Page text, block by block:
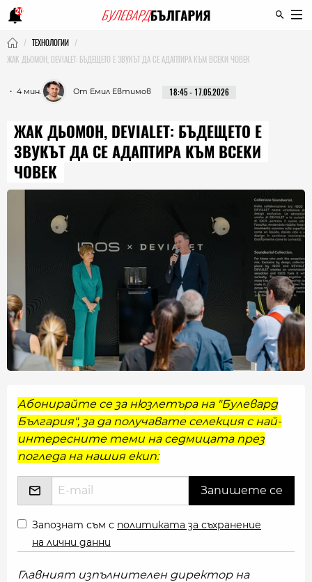
20
ТЕХНОЛОГИИ
ЖАК ДЬОМОН, DEVIALET: БЪДЕЩЕТО Е ЗВУКЪТ ДА СЕ АДАПТИРА КЪМ ВСЕКИ ЧОВЕК
・ 4 мин. От Емил Евтимов 18:45 - 17.05.2026
ЖАК ДЬОМОН, DEVIALET: БЪДЕЩЕТО Е
ЗВУКЪТ ДА СЕ АДАПТИРА КЪМ ВСЕКИ
ЧОВЕК
Абонирайте се за нюзлетъра на "Булевард
България", за да получавате селекция с най-
интересните теми на седмицата през
погледа на нашия екип:
Запознат съм с политиката за съхранение
на лични данни
Главният изпълнителен директор на